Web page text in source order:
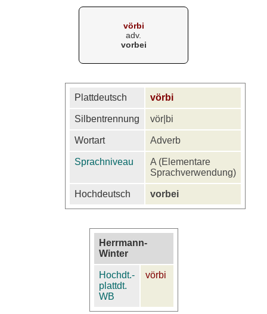
vörbi
adv.
vorbei
Plattdeutsch vörbi
Silbentrennung vör|bi
Wortart Adverb
Sprachniveau
A (Elementare
Sprachverwendung)
Hochdeutsch vorbei
Herrmann-
Winter
Hochdt.-
plattdt.
WB
vörbi